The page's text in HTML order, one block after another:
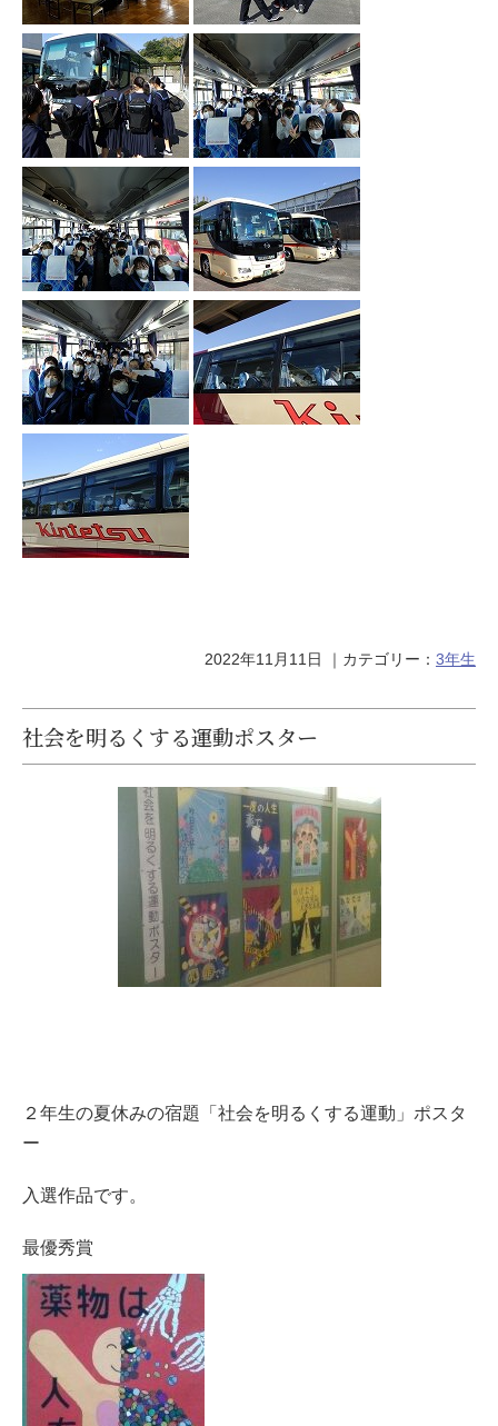
2022年11月11日 ｜カテゴリー： 3年生
社会を明るくする運動ポスター
２年生の夏休みの宿題「社会を明るくする運動」ポスタ
ー
入選作品です。
最優秀賞